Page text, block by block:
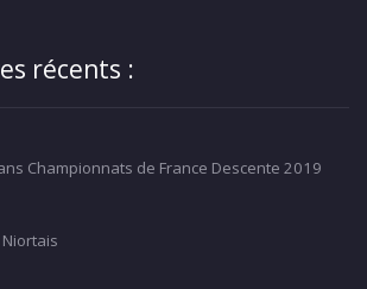
récents :
Championnats de France Descente 2019